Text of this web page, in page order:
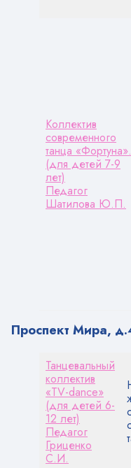
Коллектив
современного
танца «Фортуна».
(для детей 7-9
лет)
Педагог
Шатилова Ю.П.
Проспект Мира,
Танцевальный
коллектив
«TV-dance»
(для детей 6-
12 лет)
Педагог
Гриценко
С.И.